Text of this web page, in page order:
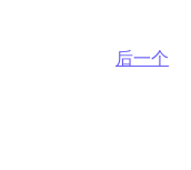
后一个